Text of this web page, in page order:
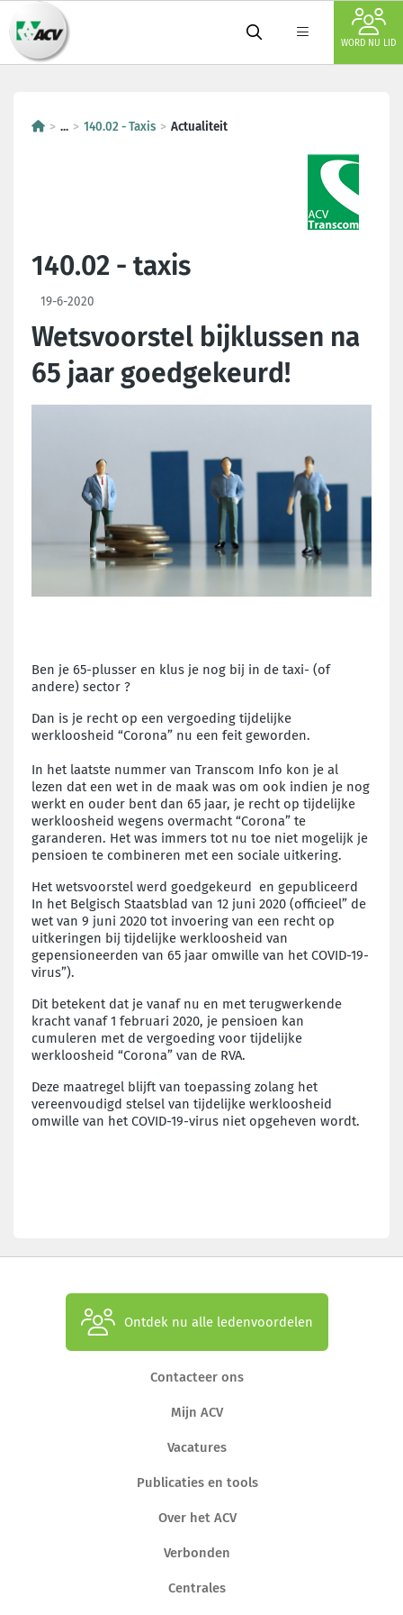
WORD NU LID
... 140.02 - Taxis Actualiteit
140.02 - taxis
19-6-2020
Wetsvoorstel bijklussen na
65 jaar goedgekeurd!
Ben je 65-plusser en klus je nog bij in de taxi- (of
andere) sector ?
Dan is je recht op een vergoeding tijdelijke
werkloosheid “Corona” nu een feit geworden.
In het laatste nummer van Transcom Info kon je al
lezen dat een wet in de maak was om ook indien je nog
werkt en ouder bent dan 65 jaar, je recht op tijdelijke
werkloosheid wegens overmacht “Corona” te
garanderen. Het was immers tot nu toe niet mogelijk je
pensioen te combineren met een sociale uitkering.
Het wetsvoorstel werd goedgekeurd en gepubliceerd
In het Belgisch Staatsblad van 12 juni 2020 (officieel” de
wet van 9 juni 2020 tot invoering van een recht op
uitkeringen bij tijdelijke werkloosheid van
gepensioneerden van 65 jaar omwille van het COVID-19-
virus”).
Dit betekent dat je vanaf nu en met terugwerkende
kracht vanaf 1 februari 2020, je pensioen kan
cumuleren met de vergoeding voor tijdelijke
werkloosheid “Corona” van de RVA.
Deze maatregel blijft van toepassing zolang het
vereenvoudigd stelsel van tijdelijke werkloosheid
omwille van het COVID-19-virus niet opgeheven wordt.
Ontdek nu alle ledenvoordelen
Contacteer ons
Mijn ACV
Vacatures
Publicaties en tools
Over het ACV
Verbonden
Centrales